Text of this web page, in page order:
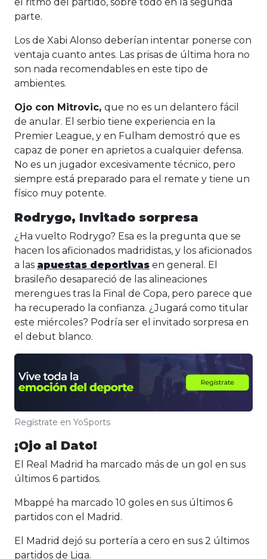
parte.
Los de Xabi Alonso deberían intentar ponerse con
ventaja cuanto antes. Las prisas de última hora no
son nada recomendables en este tipo de
ambientes.
Ojo con Mitrovic, que no es un delantero fácil
de anular. El serbio tiene experiencia en la
Premier League, y en Fulham demostró que es
capaz de poner en aprietos a cualquier defensa.
No es un jugador excesivamente técnico, pero
siempre está preparado para el remate y tiene un
físico muy potente.
Rodrygo, Invitado sorpresa
¿Ha vuelto Rodrygo? Esa es la pregunta que se
hacen los aficionados madridistas, y los aficionados
a las apuestas deportivas en general. El
brasileño desapareció de las alineaciones
merengues tras la Final de Copa, pero parece que
ha recuperado la confianza. ¿Jugará como titular
este miércoles? Podría ser el invitado sorpresa en
el debut blanco.
Regístrate en YoSports
¡Ojo al Dato!
El Real Madrid ha marcado más de un gol en sus
últimos 6 partidos.
Mbappé ha marcado 10 goles en sus últimos 6
partidos con el Madrid.
El Madrid dejó su portería a cero en sus 2 últimos
partidos de Liga.